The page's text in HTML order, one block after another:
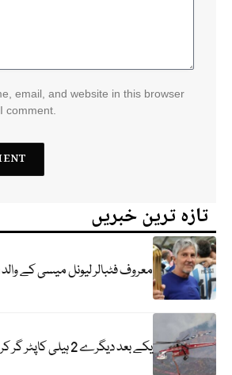
email, and website in this browser
comment.
تازہ ترین خبریں
معروف فٹبالر لیونل میسی کے
یکے بعد دیگرے 2 ہیلی کاپٹر گر کر تباہ؛ متعدد ہلاکتیں